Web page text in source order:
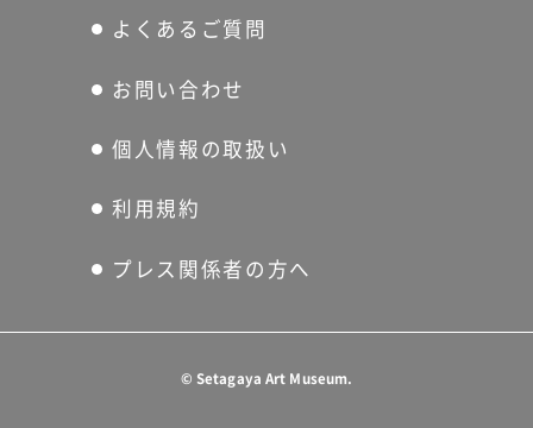
よくあるご質問
お問い合わせ
個人情報の取扱い
利用規約
プレス関係者の方へ
© Setagaya Art Museum.